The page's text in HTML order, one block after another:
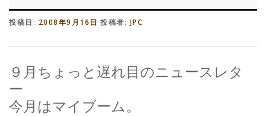
無料見積り
投稿日: 2008年9月16日 投稿者: JPC
９月ちょっと遅れ目のニュースレタ
ー
今月はマイブーム。